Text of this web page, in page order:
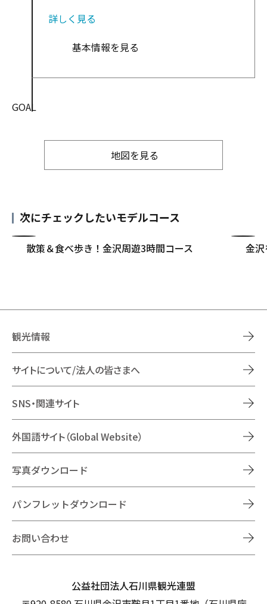
詳しく見る
基本情報を見る
GOAL
地図を見る
次にチェックしたいモデルコース
散策＆食べ歩き！金沢周遊3時間コース 金
観光情報
サイトについて/法人の皆さまへ
SNS・関連サイト
外国語サイト（Global Website）
写真ダウンロード
パンフレットダウンロード
お問い合わせ
公益社団法人石川県観光連盟